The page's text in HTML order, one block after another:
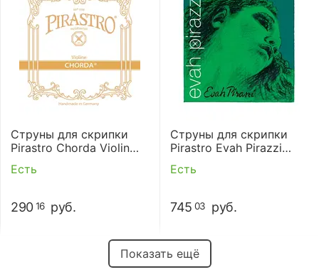
Струны для скрипки
Pirastro Chorda Violin
112021 (4/4)
Есть
290 16 руб.
Струны для скрипки
Pirastro Evah Pirazzi
419021 (4/4)
Есть
745 03 руб.
Показать ещё